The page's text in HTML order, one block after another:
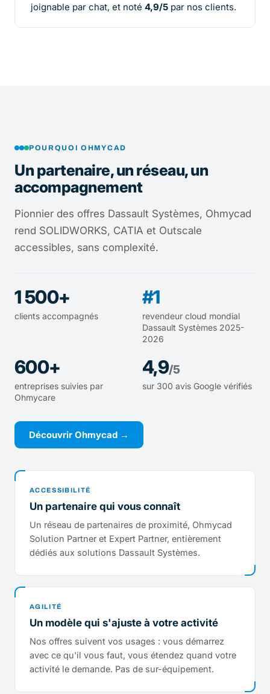
joignable par chat, et noté 4,9/5 par nos clients.
POURQUOI OHMYCAD
Un partenaire, un réseau, un
accompagnement
Pionnier des offres Dassault Systèmes, Ohmycad
rend SOLIDWORKS, CATIA et Outscale
accessibles, sans complexité.
1 500+
clients accompagnés
#1
revendeur cloud mondial
Dassault Systèmes 2025-
2026
600+
entreprises suivies par
Ohmycare
4,9/5
sur 300 avis Google vérifiés
Découvrir Ohmycad →
ACCESSIBILITÉ
Un partenaire qui vous connaît
Un réseau de partenaires de proximité, Ohmycad
Solution Partner et Expert Partner, entièrement
dédiés aux solutions Dassault Systèmes.
AGILITÉ
Un modèle qui s'ajuste à votre activité
Nos offres suivent vos usages : vous démarrez
avec ce qu'il vous faut, vous étendez quand votre
activité le demande. Pas de sur-équipement.